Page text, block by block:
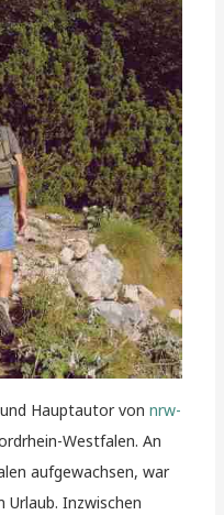
und Hauptautor vonnrw-
Westfalen. An
aufgewachsen, war
Urlaub. Inzwischen